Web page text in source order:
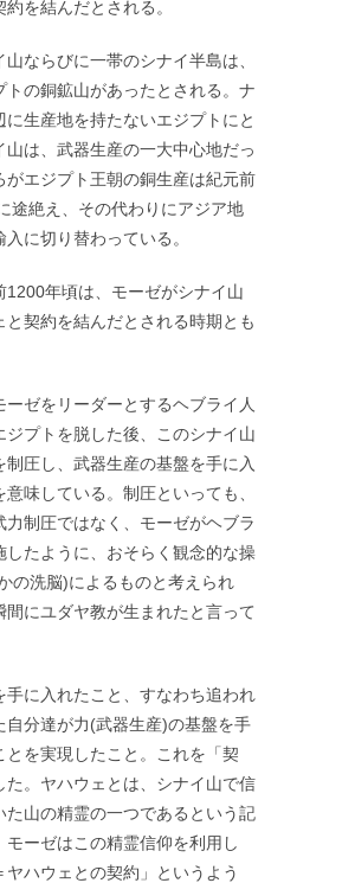
を結んだとされる。
山ならびに一帯のシナイ半島は、
トの銅鉱山があったとされる。ナ
に生産地を持たないエジプトにと
山は、武器生産の一大中心地だっ
がエジプト王朝の銅生産は紀元前
途絶え、その代わりにアジア地
に切り替わっている。
1200年頃は、モーゼがシナイ山
と契約を結んだとされる時期とも
ーゼをリーダーとするヘブライ人
ジプトを脱した後、このシナイ山
制圧し、武器生産の基盤を手に入
意味している。制圧といっても、
力制圧ではなく、モーゼがヘブラ
したように、おそらく観念的な操
の洗脳)によるものと考えられ
間にユダヤ教が生まれたと言って
手に入れたこと、すなわち追われ
自分達が力(武器生産)の基盤を手
とを実現したこと。これを「契
た。ヤハウェとは、シナイ山で信
た山の精霊の一つであるという記
モーゼはこの精霊信仰を利用し
ヤハウェとの契約」というよう